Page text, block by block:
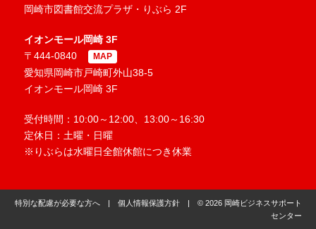
岡崎市図書館交流プラザ・りぶら 2F
イオンモール岡崎 3F
〒444-0840
MAP
愛知県岡崎市戸崎町外山38-5
イオンモール岡崎 3F
受付時間：10:00～12:00、13:00～16:30
定休日：土曜・日曜
※りぶらは水曜日全館休館につき休業
特別な配慮が必要な方へ 個人情報保護方針 | © 2026 岡崎ビジネスサポート
センター